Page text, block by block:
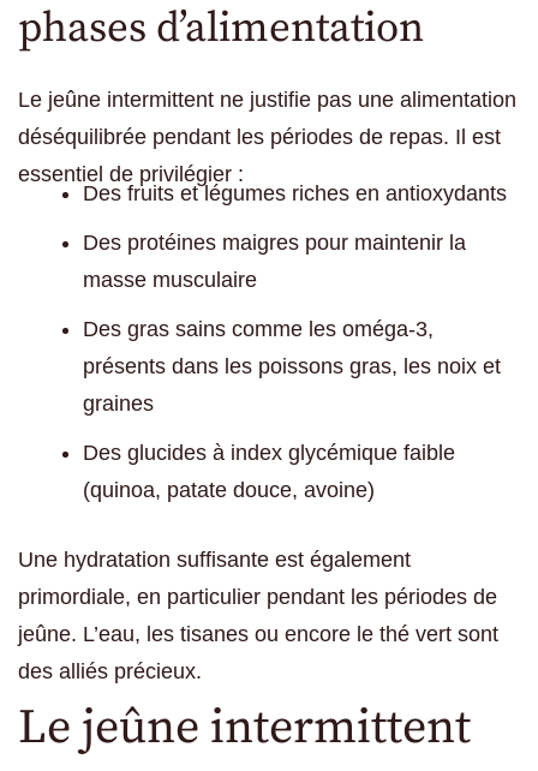
phases d’alimentation
Le jeûne intermittent ne justifie pas une alimentation
déséquilibrée pendant les périodes de repas. Il est
essentiel de privilégier :
Des fruits et légumes riches en antioxydants
Des protéines maigres pour maintenir la
masse musculaire
Des gras sains comme les oméga-3,
présents dans les poissons gras, les noix et
graines
Des glucides à index glycémique faible
(quinoa, patate douce, avoine)
Une hydratation suffisante est également
primordiale, en particulier pendant les périodes de
jeûne. L’eau, les tisanes ou encore le thé vert sont
des alliés précieux.
Le jeûne intermittent